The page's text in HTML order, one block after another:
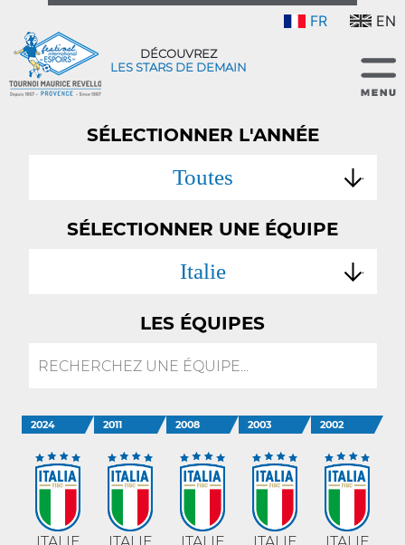
FR EN
DÉCOUVREZ
LES STARS DE DEMAIN
SÉLECTIONNER L'ANNÉE
Toutes
SÉLECTIONNER UNE ÉQUIPE
Italie
LES ÉQUIPES
2024 2011 2008 2003 2002